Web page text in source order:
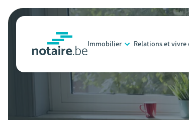
Aller
au
principal
Immobilier Relations et vivre